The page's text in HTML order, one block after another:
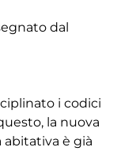
dal
i codici
la nuova
abitativa è già